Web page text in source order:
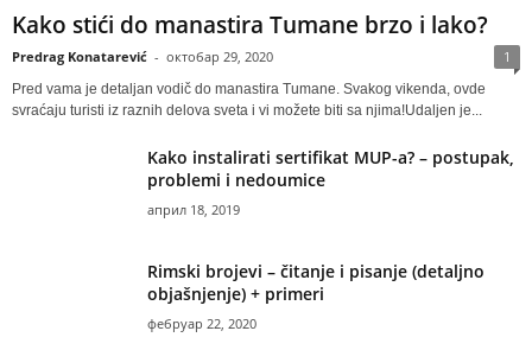
Kako stići do manastira Tumane brzo i lako?
Predrag Konatarević - октобар 29, 2020 1
Pred vama je detaljan vodič do manastira Tumane. Svakog vikenda, ovde
svraćaju turisti iz raznih delova sveta i vi možete biti sa njima!Udaljen je...
Kako instalirati sertifikat MUP-a? – postupak,
problemi i nedoumice
април 18, 2019
Rimski brojevi – čitanje i pisanje (detaljno
objašnjenje) + primeri
фебруар 22, 2020